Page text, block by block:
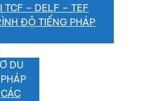
TCF – DELF – TEF
ĐỘ TIẾNG PHÁP
DU
CÁC